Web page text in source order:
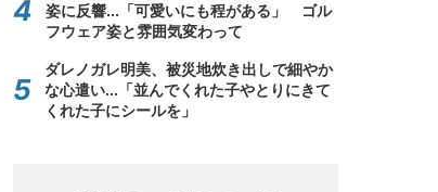
姿に反響...「可愛いにも程がある」 ゴル
フウェア姿と雰囲気変わって
ダレノガレ明美、被災地炊き出しで細やか
な心遣い...「並んでくれた子やとりにきて
くれた子にシールを」